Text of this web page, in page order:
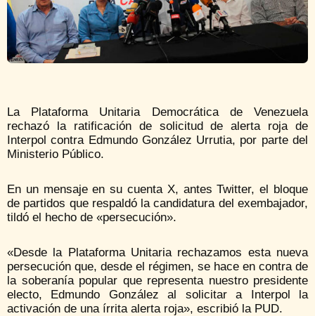
La Plataforma Unitaria Democrática de Venezuela
rechazó la ratificación de solicitud de alerta roja de
Interpol contra Edmundo González Urrutia, por parte del
Ministerio Público.
En un mensaje en su cuenta X, antes Twitter, el bloque
de partidos que respaldó la candidatura del exembajador,
tildó el hecho de «persecución».
«Desde la Plataforma Unitaria rechazamos esta nueva
persecución que, desde el régimen, se hace en contra de
la soberanía popular que representa nuestro presidente
electo, Edmundo González al solicitar a Interpol la
activación de una írrita alerta roja», escribió la PUD.